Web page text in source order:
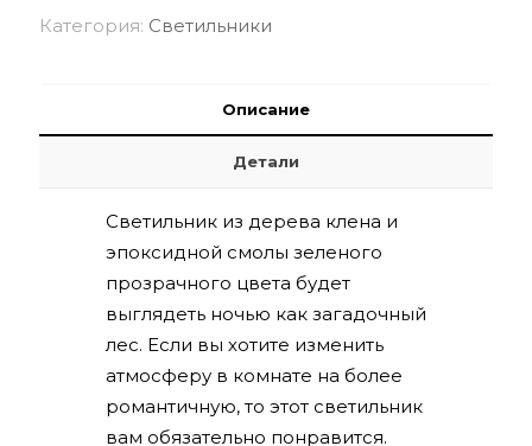
зеленый
Категория: Светильники
Описание
Детали
Светильник из дерева клена и
эпоксидной смолы зеленого
прозрачного цвета будет
выглядеть ночью как загадочный
лес. Если вы хотите изменить
атмосферу в комнате на более
романтичную, то этот светильник
вам обязательно понравится.